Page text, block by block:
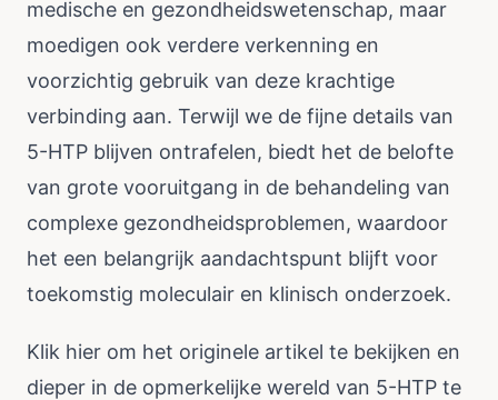
medische en gezondheidswetenschap, maar
moedigen ook verdere verkenning en
voorzichtig gebruik van deze krachtige
verbinding aan. Terwijl we de fijne details van
5-HTP blijven ontrafelen, biedt het de belofte
van grote vooruitgang in de behandeling van
complexe gezondheidsproblemen, waardoor
het een belangrijk aandachtspunt blijft voor
toekomstig moleculair en klinisch onderzoek.
Klik hier om het originele artikel te bekijken en
dieper in de opmerkelijke wereld van 5-HTP te